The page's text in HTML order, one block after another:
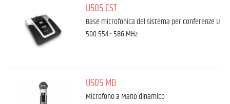
U505 CST
Base microfonica del sistema per conferenze U
500 554 - 586 MHz
U505 MD
Microfono a Mano dinamico